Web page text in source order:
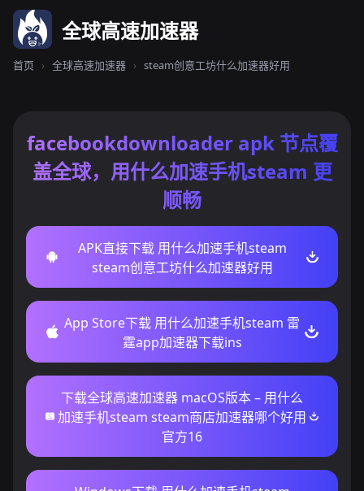
全球高速加速器
首页 › 全球高速加速器 › steam创意工坊什么加速器好用
facebookdownloader apk 节点覆
盖全球，用什么加速手机steam 更
顺畅
APK直接下载 用什么加速手机steam
steam创意工坊什么加速器好用
App Store下载 用什么加速手机steam 雷
霆app加速器下载ins
下载全球高速加速器 macOS版本 – 用什么
加速手机steam steam商店加速器哪个好用
官方16